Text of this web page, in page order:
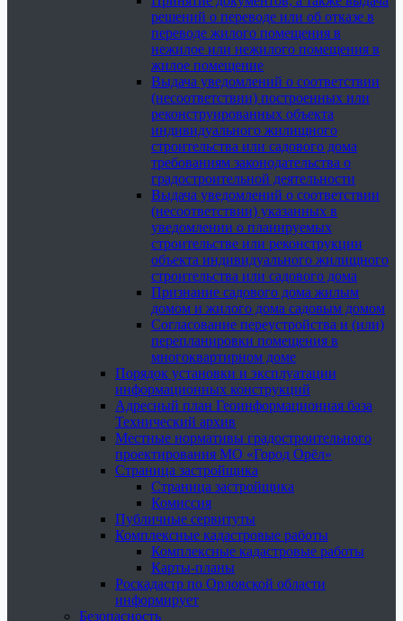
решений о переводе или об отказе в
переводе жилого помещения в
нежилое или нежилого помещения в
жилое помещение
Выдача уведомлений о соответствии
(несоответствии) построенных или
реконструированных объекта
индивидуального жилищного
строительства или садового дома
требованиям законодательства о
градостроительной деятельности
Выдача уведомлений о соответствии
(несоответствии) указанных в
уведомлении о планируемых
строительстве или реконструкции
объекта индивидуального жилищного
строительства или садового дома
Признание садового дома жилым
домом и жилого дома садовым домом
Согласование переустройства и (или)
перепланировки помещения в
многоквартирном доме
Порядок установки и эксплуатации
информационных конструкций
Адресный план Геоинформационная база
Технический архив
Местные нормативы градостроительного
проектирования МО «Город Орёл»
Страница застройщика
Страница застройщика
Комиссия
Публичные сервитуты
Комплексные кадастровые работы
Комплексные кадастровые работы
Карты-планы
Роскадастр по Орловской области
информирует
Безопасность